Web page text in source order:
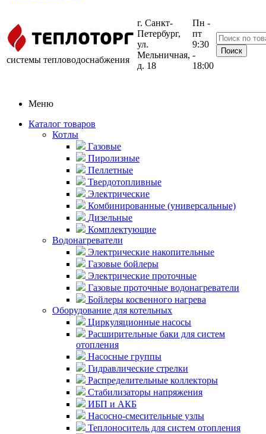
системы тепловодоснабжения
г. Санкт-
Петербург,
ул.
Мельничная,
д. 18
Пн -
пт
9:30
-
18:00
Меню
Каталог товаров
Котлы
Газовые
Пиролизные
Пеллетные
Твердотопливные
Электрические
Комбинированные (универсальные)
Дизельные
Комплектующие
Водонагреватели
Электрические накопительные
Газовые бойлеры
Электрические проточные
Газовые проточные водонагреватели
Бойлеры косвенного нагрева
Оборудование для котельных
Циркуляционные насосы
Расширительные баки для систем
отопления
Насосные группы
Гидравлические стрелки
Распределительные коллекторы
Стабилизаторы напряжения
ИБП и АКБ
Насосно-смесительные узлы
Теплоноситель для систем отопления